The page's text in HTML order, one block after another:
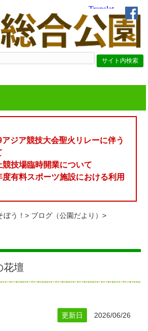
アジア競技大会聖火リレーに伴う
競技場臨時開業について
度有料スポーツ施設における利用
う！
ブログ（公園だより）
花壇
更新日 2026/06/26